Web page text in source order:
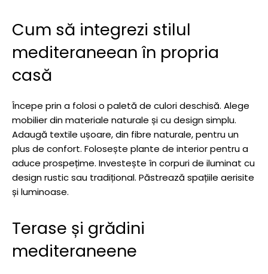
Cum să integrezi stilul
mediteraneean în propria
casă
Începe prin a folosi o paletă de culori deschisă. Alege
mobilier din materiale naturale și cu design simplu.
Adaugă textile ușoare, din fibre naturale, pentru un
plus de confort. Folosește plante de interior pentru a
aduce prospețime. Investește în corpuri de iluminat cu
design rustic sau tradițional. Păstrează spațiile aerisite
și luminoase.
Terase și grădini
mediteraneene